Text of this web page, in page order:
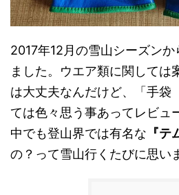
2017年12月の雪山シーズン
ました。ウエア類に関しては
は大丈夫なんだけど、「手袋
ては色々思う事あってレビュ
中でも登山界では有名な 『テ
の？って雪山行くたびに思い